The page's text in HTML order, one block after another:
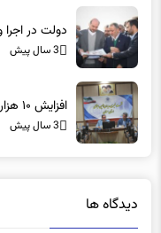
دولت در
3 سال پیش
افزایش ۱۰ هزار نفری بیمه‌شدگان در استان سمنان
3 سال پیش
دیدگاه ها